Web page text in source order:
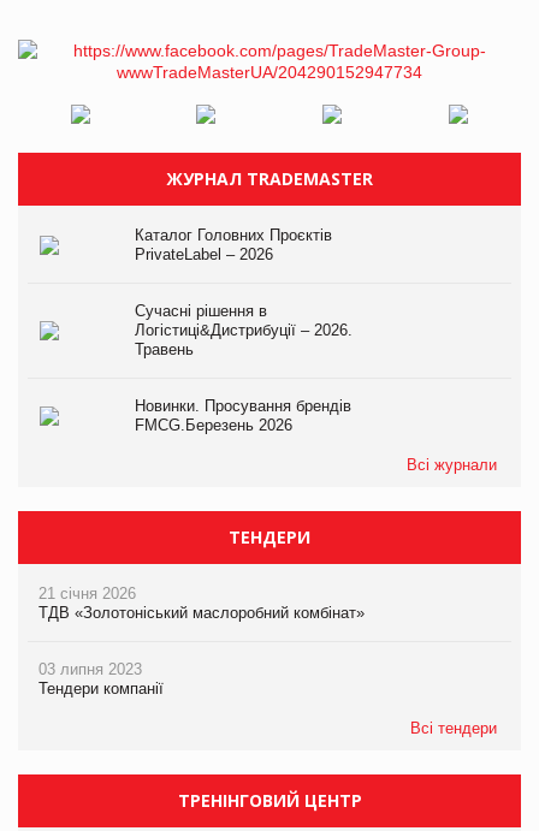
ЖУРНАЛ TRADEMASTER
Каталог Головних Проєктів
PrivateLabel – 2026
Сучасні рішення в
Логістиці&Дистрибуції – 2026.
Травень
Новинки. Просування брендів
FMCG.Березень 2026
Всі журнали
ТЕНДЕРИ
21 січня 2026
ТДВ «Золотоніський маслоробний комбінат»
03 липня 2023
Тендери компанії
Всі тендери
ТРЕНІНГОВИЙ ЦЕНТР